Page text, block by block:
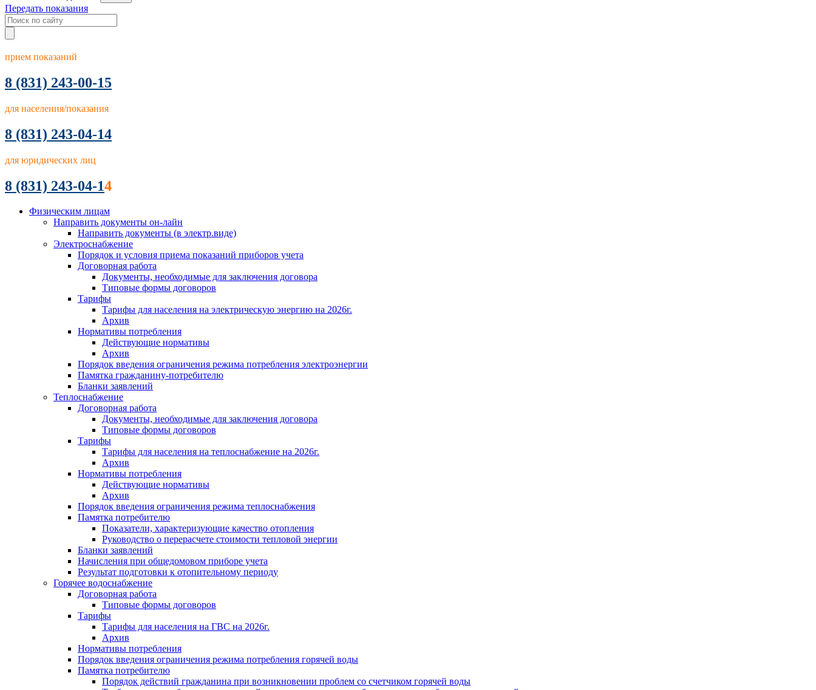
Передать показания
прием показаний
8 (831) 243-00-15
для населения/показания
8 (831) 243-04-14
для юридических лиц
8 (831) 243-04-14
Физическим лицам
Направить документы он-лайн
Направить документы (в электр.виде)
Электроснабжение
Порядок и условия приема показаний приборов учета
Договорная работа
Документы, необходимые для заключения договора
Типовые формы договоров
Тарифы
Тарифы для населения на электрическую энергию на 2026г.
Архив
Нормативы потребления
Действующие нормативы
Архив
Порядок введения ограничения режима потребления электроэнергии
Памятка гражданину-потребителю
Бланки заявлений
Теплоснабжение
Договорная работа
Документы, необходимые для заключения договора
Типовые формы договоров
Тарифы
Тарифы для населения на теплоснабжение на 2026г.
Архив
Нормативы потребления
Действующие нормативы
Архив
Порядок введения ограничения режима теплоснабжения
Памятка потребителю
Показатели, характеризующие качество отопления
Руководство о перерасчете стоимости тепловой энергии
Бланки заявлений
Начисления при общедомовом приборе учета
Результат подготовки к отопительному периоду
Горячее водоснабжение
Договорная работа
Типовые формы договоров
Тарифы
Тарифы для населения на ГВС на 2026г.
Архив
Нормативы потребления
Порядок введения ограничения режима потребления горячей воды
Памятка потребителю
Порядок действий гражданина при возникновении проблем со счетчиком горячей воды